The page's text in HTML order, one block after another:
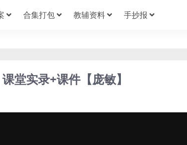
合集打包 教辅资料 手抄报
堂实录+课件【庞敏】